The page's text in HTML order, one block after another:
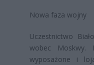
Nowa faza wojny
Uczestnictwo
wobec Moskwy.
wyposażone i